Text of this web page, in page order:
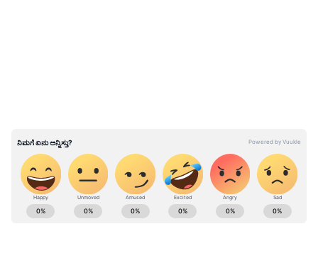
ಕಾಣಿಕೆಯು ಶ್ರೀಮಠದ ಧಾರ್ಮಿಕ, ಶೈಕ್ಷಣಿಕ ಮತ್ತು
ಸಾಮಾಜಿಕ ಕಾರ್ಯಕ್ರಮಗಳಿಗೆ ಬಳಕೆಯಾಗಲಿದೆ ಎಂದು
ರಾಯರ ಮಠದ ಆಡಳಿತ ಮಂಡಳಿ ತಿಳಿಸಿದೆ.
ABOUT THE AUTHOR